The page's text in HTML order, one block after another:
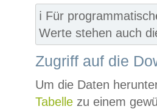
ℹ️ Für
Werte stehen auch
Zugriff auf die
Um die Daten
Tabelle zu einem